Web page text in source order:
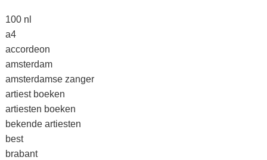
100 nl
a4
accordeon
amsterdam
amsterdamse zanger
artiest boeken
artiesten boeken
bekende artiesten
best
brabant